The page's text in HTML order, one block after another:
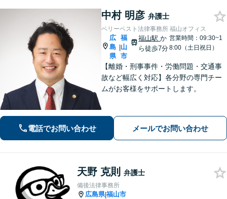
中村 明彦 弁護士
ベリーベスト法律事務所 福山オフィス
広
島
県
|
福
山
市
福山駅か
ら徒歩7分
営業時間：09:30~1
8:00（土日祝日）
【離婚・刑事事件・労働問題・交通事
故など幅広く対応】各分野の専門チー
ムがお客様をサポートします。
電話でお問い合わせ メールでお問い合わせ
天野 克則 弁護士
備後法律事務所
広島県|福山市